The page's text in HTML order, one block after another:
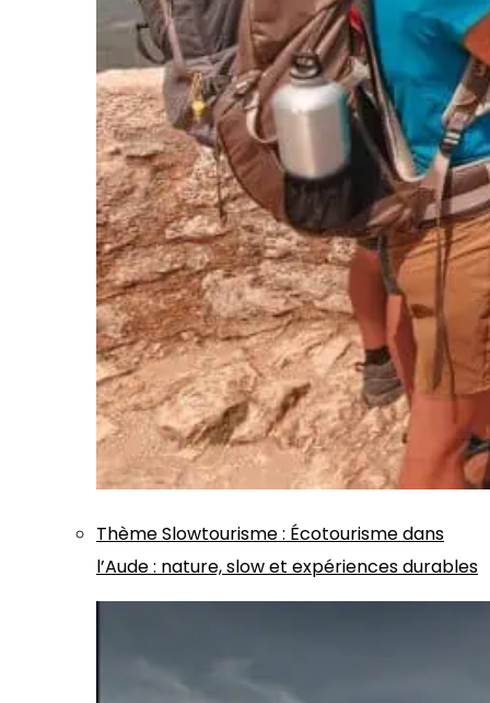
ThèmeSlowtourisme: Écotourisme dans
l’Aude : nature, slow et expériences durables